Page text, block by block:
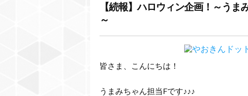
【続報】ハロウィン企画！～う
～
皆さま、こんにちは！
うまみちゃん担当Fです♪♪♪